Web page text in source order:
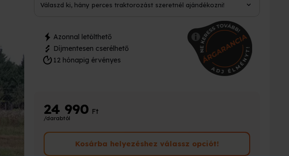
Válaszd ki, hány perces traktorozást szeretnél ajándékozni!
Azonnal letölthető
Díjmentesen cserélhető
12 hónapig érvényes
24 990Ft
/darabtól
Kosárba helyezéshez válassz opciót!